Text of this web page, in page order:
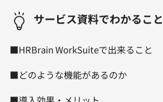
サービス資料でわかること
■HRBrain WorkSuiteで出来ること
■どのような機能があるのか